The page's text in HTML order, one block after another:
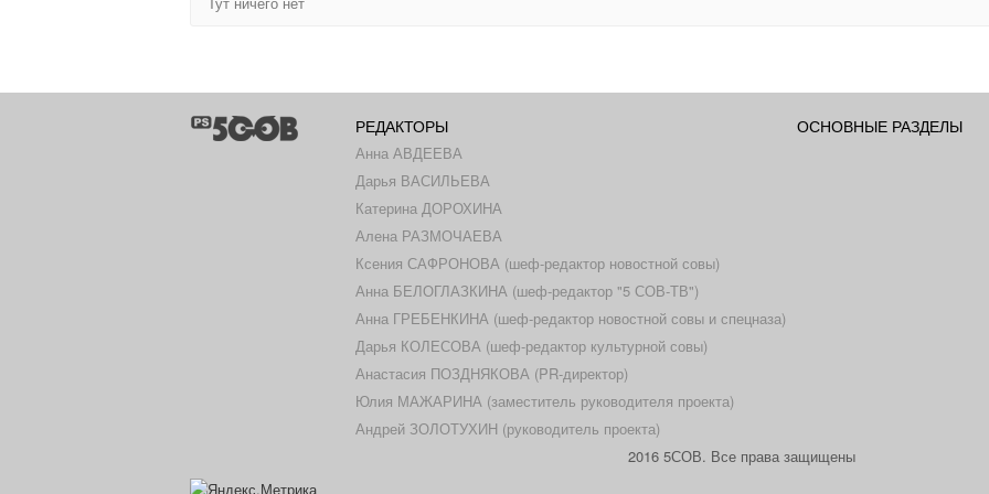
РЕДАКТОРЫ
Анна АВДЕЕВА
Дарья ВАСИЛЬЕВА
Катерина ДОРОХИНА
Алена РАЗМОЧАЕВА
Ксения САФРОНОВА (шеф-редактор новостной совы)
Анна БЕЛОГЛАЗКИНА (шеф-редактор "5 СОВ-ТВ")
Анна ГРЕБЕНКИНА (шеф-редактор новостной совы и спецназа)
Дарья КОЛЕСОВА (шеф-редактор культурной совы)
Анастасия ПОЗДНЯКОВА (PR-директор)
Юлия МАЖАРИНА (заместитель руководителя проекта)
Андрей ЗОЛОТУХИН (руководитель проекта)
ОСНОВНЫЕ РАЗДЕЛЫ
2016 5СОВ. Все права защищены